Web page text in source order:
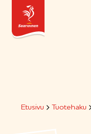
Hyppää
sisältöön
Etusivu Tuotehaku